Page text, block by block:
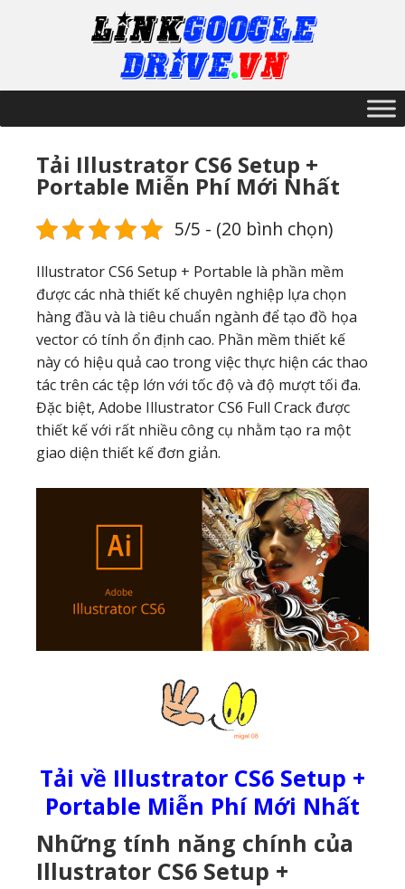
Tải Illustrator CS6 Setup +
Portable Miễn Phí Mới Nhất
5/5 - (20 bình chọn)
Illustrator CS6 Setup + Portable là phần mềm
được các nhà thiết kế chuyên nghiệp lựa chọn
hàng đầu và là tiêu chuẩn ngành để tạo đồ họa
vector có tính ổn định cao. Phần mềm thiết kế
này có hiệu quả cao trong việc thực hiện các thao
tác trên các tệp lớn với tốc độ và độ mượt tối đa.
Đặc biệt, Adobe Illustrator CS6 Full Crack được
thiết kế với rất nhiều công cụ nhằm tạo ra một
giao diện thiết kế đơn giản.
Tải về Illustrator CS6 Setup +
Portable Miễn Phí Mới Nhất
Những tính năng chính của
Illustrator CS6 Setup +